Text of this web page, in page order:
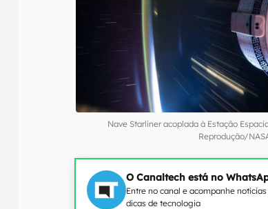
Nave Starliner acoplada à Estação
Reprodução/
O Canaltech está no
Entre no canal e acompanhe notícias
dicas de tecnologia